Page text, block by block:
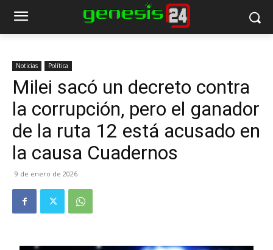
Noticias Política
Milei sacó un decreto contra
la corrupción, pero el ganador
de la ruta 12 está acusado en
la causa Cuadernos
9 de enero de 2026